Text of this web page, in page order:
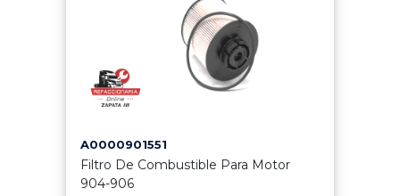
A0000901551
Filtro De Combustible Para Motor
904-906